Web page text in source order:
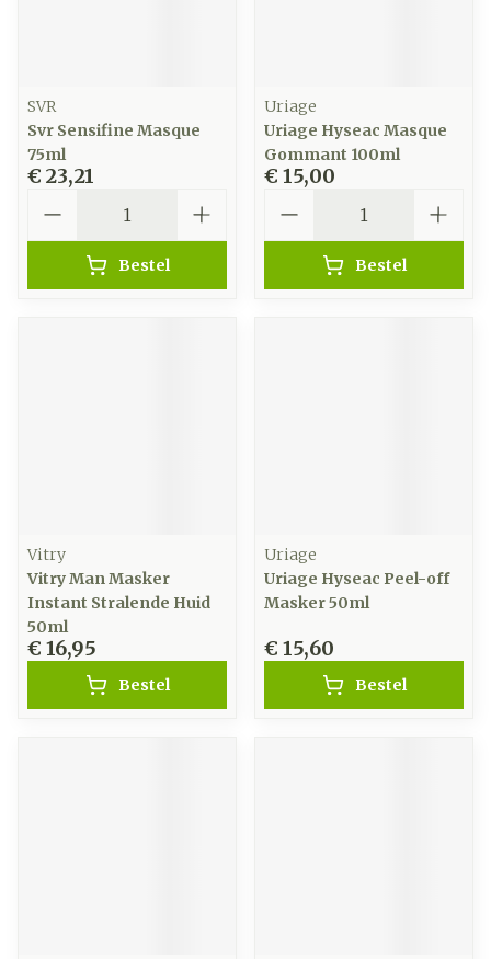
SVR
Svr Sensifine Masque
75ml
€ 23,21
Bestel
Uriage
Uriage Hyseac Masque
Gommant 100ml
€ 15,00
Bestel
Vitry
Vitry Man Masker
Instant Stralende Huid
50ml
€ 16,95
Bestel
Uriage
Uriage Hyseac Peel-off
Masker 50ml
€ 15,60
Bestel